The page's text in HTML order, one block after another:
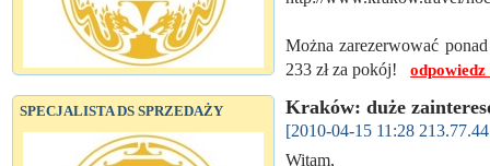
SPECJALISTA DS SPRZEDAŻY
Można zarezerwować
233 zł za pokój! odpowiedz
Kraków: duże
[2010-04-15 11:28
Witam,